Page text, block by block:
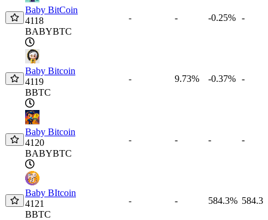
Baby BitCoin
4118
BABYBTC
- - -0.25% -
Baby Bitcoin
4119
BBTC
- 9.73% -0.37% -
Baby Bitcoin
4120
BABYBTC
- - - -
Baby BItcoin
4121
BBTC
- - 584.3%